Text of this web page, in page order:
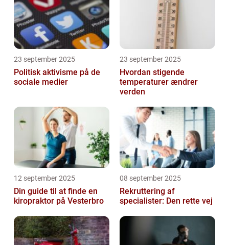
23 september 2025
Politisk aktivisme på de
sociale medier
23 september 2025
Hvordan stigende
temperaturer ændrer
verden
12 september 2025
Din guide til at finde en
kiropraktor på Vesterbro
08 september 2025
Rekruttering af
specialister: Den rette vej